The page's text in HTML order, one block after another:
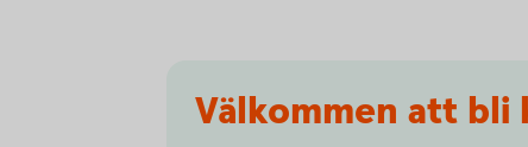
Välkommen att bli